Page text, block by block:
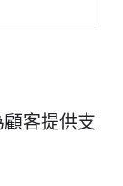
客提供支